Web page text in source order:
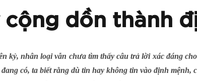
cộng dồn thành
kỷ, nhân loại vẫn chưa tìm thấy câu trả lời xác đáng
có, ta biết rằng dù tin hay không tin vào định mệnh,